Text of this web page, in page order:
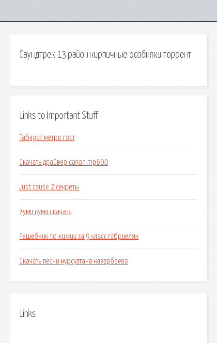
Саундтрек 13 район кирпичные особняки торрент
Links to Important Stuff
Габарит метро гост
Скачать драйвер canon mp600
Just cause 2 секреты
Куми куми скачать
Решебник по химии за 9 класс габриелян
Скачать песни нурсултана назарбаева
Links